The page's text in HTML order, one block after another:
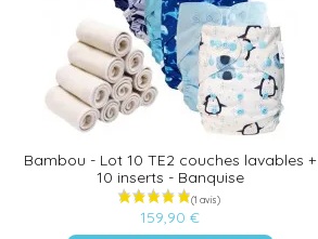
Bambou - Lot 10 TE2 couches lavables +
10 inserts - Banquise
159,90 €